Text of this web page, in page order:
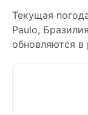
Текущая
Paulo,
обновляются в